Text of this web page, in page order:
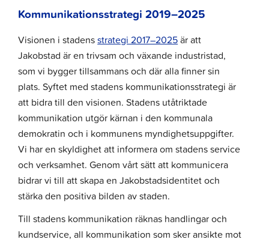
Kommunikationsstrategi 2019–2025
Visionen i stadensstrategi 2017–2025är att
Jakobstad är en trivsam och växande industristad,
som vi bygger tillsammans och där alla finner sin
plats. Syftet med stadens kommunikationsstrategi är
att bidra till den visionen. Stadens utåtriktade
kommunikation utgör kärnan i den kommunala
demokratin och i kommunens myndighetsuppgifter.
Vi har en skyldighet att informera om stadens service
och verksamhet. Genom vårt sätt att kommunicera
bidrar vi till att skapa en Jakobstadsidentitet och
stärka den positiva bilden av staden.
Till stadens kommunikation räknas handlingar och
kundservice, all kommunikation som sker ansikte mot